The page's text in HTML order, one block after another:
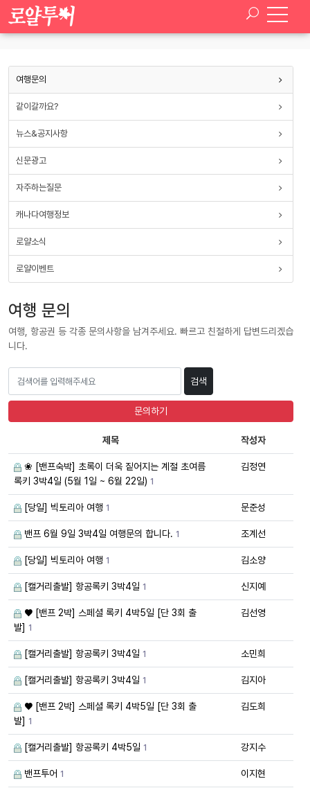
SELECT * FROM paran_board_setup WHERE board_type ='tour_qna'
여행문의
같이갈까요?
뉴스&공지사항
신문광고
자주하는질문
캐나다여행정보
로얄소식
로얄이벤트
여행 문의
여행, 항공권 등 각종 문의사항을 남겨주세요. 빠르고 친절하게 답변드리겠습
니다.
검색
문의하기
제목 작성자
❀ [밴프숙박] 초록이 더욱 짙어지는 계절 초여름
록키 3박4일 (5월 1일 ~ 6월 22일) 1
김정연
[당일] 빅토리아 여행 1 문준성
밴프 6월 9일 3박4일 여행문의 합니다. 1 조계선
[당일] 빅토리아 여행 1 김소양
[캘거리출발] 항공록키 3박4일 1 신지예
♥️ [밴프 2박] 스페셜 록키 4박5일 [단 3회 출
발] 1
김선영
[캘거리출발] 항공록키 3박4일 1 소민희
[캘거리출발] 항공록키 3박4일 1 김지아
♥️ [밴프 2박] 스페셜 록키 4박5일 [단 3회 출
발] 1
김도희
[캘거리출발] 항공록키 4박5일 1 강지수
밴프투어 1 이지현